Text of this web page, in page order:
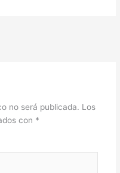
no será publicada. Los
con *